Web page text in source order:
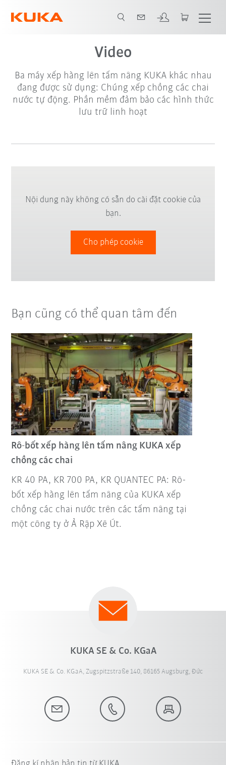
Video
Ba máy xếp hàng lên tấm nâng KUKA khác nhau
đang được sử dụng: Chúng xếp chồng các chai
nước tự động. Phần mềm đảm bảo các hình thức
lưu trữ linh hoạt
Nội dung này không có sẵn do cài đặt cookie của
bạn.
Cho phép cookie
Bạn cũng có thể quan tâm đến
Rô-bốt xếp hàng lên tấm nâng KUKA xếp
chồng các chai
KR 40 PA, KR 700 PA, KR QUANTEC PA: Rô-
bốt xếp hàng lên tấm nâng của KUKA xếp
chồng các chai nước trên các tấm nâng tại
một công ty ở Ả Rập Xê Út.
KUKA SE & Co. KGaA
KUKA SE & Co. KGaA, Zugspitzstraße 140, 86165 Augsburg, Đức